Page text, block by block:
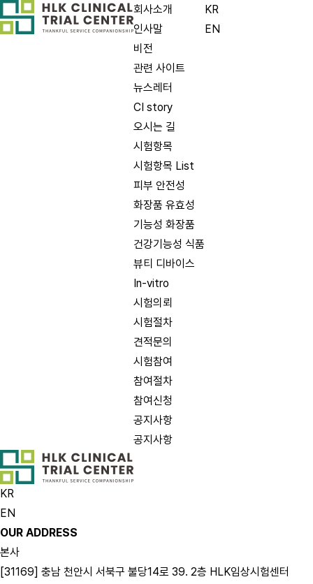
회사소개
인사말
비전
관련 사이트
뉴스레터
CI story
오시는 길
시험항목
시험항목 List
피부 안전성
화장품 유효성
기능성 화장품
건강기능성 식품
뷰티 디바이스
In-vitro
시험의뢰
시험절차
견적문의
시험참여
참여절차
참여신청
공지사항
공지사항
KR
EN
KR
EN
OUR ADDRESS
본사
[31169] 충남 천안시 서북구 불당14로 39. 2층 HLK임상시험센터